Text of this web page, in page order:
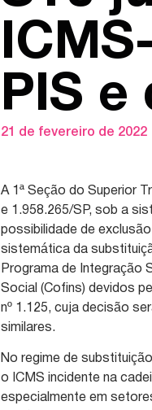
PIS e
21 de fevereiro de 2022
A 1ª Seção do Superior
e 1.958.265/SP, sob a
possibilidade de
sistemática da
Programa de Integração
Social (Cofins) devidos
nº 1.125, cuja decisão
similares.
No regime de
o ICMS incidente na
especialmente em